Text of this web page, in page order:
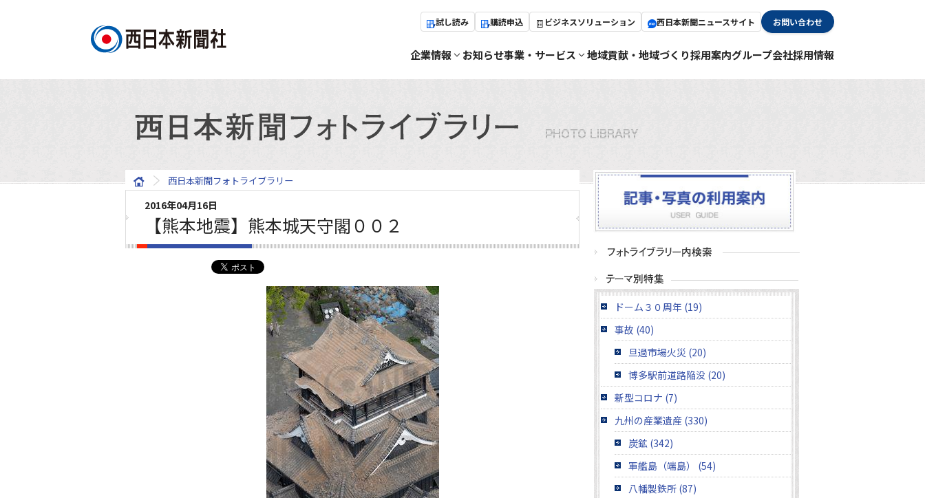
試し読み 購読申込 ビジネスソリューション 西日本新聞ニュースサイト お問い合わせ
企業情報 お知らせ事業・サービス 地域貢献・地域づくり採用案内グループ会社採用情報
西日本新聞フォトライブラリー
2016年04月16日
【熊本地震】熊本城天守閣００２
ドーム３０周年 (19)
事故 (40)
旦過市場火災 (20)
博多駅前道路陥没 (20)
新型コロナ (7)
九州の産業遺産 (330)
炭鉱 (342)
軍艦島（端島） (54)
八幡製鉄所 (87)